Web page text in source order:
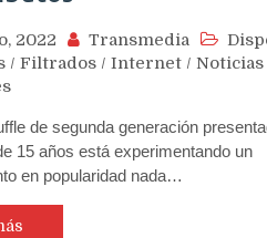
2022 Transmedia
/ Filtrados / Internet / Noticias
de segunda generación
15 años está experimentando un
en popularidad nada…